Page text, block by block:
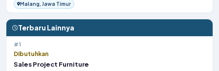
Malang, Jawa Timur
Terbaru Lainnya
#1
Dibutuhkan
Sales Project Furniture